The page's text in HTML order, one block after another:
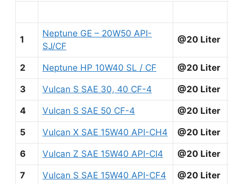
1
Neptune GE – 20W50 API-
SJ/CF
@20 Liter
2 Neptune HP 10W40 SL / CF @20 Liter
3 Vulcan S SAE 30, 40 CF-4 @20 Liter
4 Vulcan S SAE 50 CF-4 @20 Liter
5 Vulcan X SAE 15W40 API-CH4 @20 Liter
6 Vulcan Z SAE 15W40 API-CI4 @20 Liter
7 Vulcan S SAE 15W40 API-CF4 @20 Liter